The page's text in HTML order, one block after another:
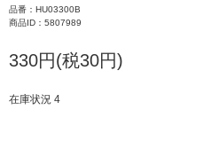
品番：HU03300B
商品ID：5807989
330円(税30円)
在庫状況 4